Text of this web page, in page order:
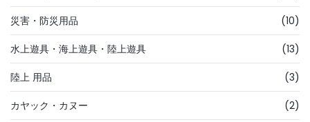
災害・防災用品 (10)
水上遊具・海上遊具・陸上遊具 (13)
陸上 用品 (3)
カヤック・カヌー (2)